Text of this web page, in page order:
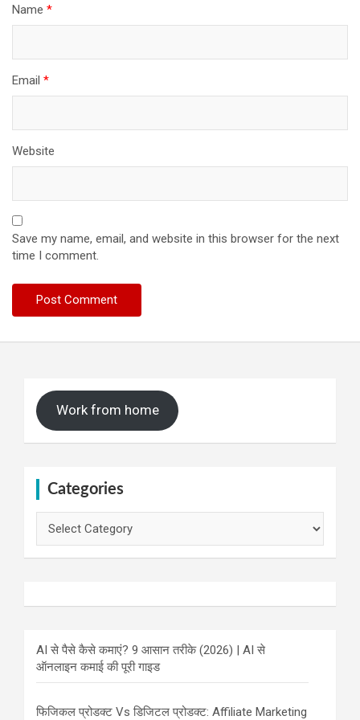
Name *
Email *
Website
Save my name, email, and website in this browser for the next
time I comment.
Work from home
Categories
AI से पैसे कैसे कमाएं? 9 आसान तरीके (2026) | AI से
ऑनलाइन कमाई की पूरी गाइड
फिजिकल प्रोडक्ट Vs डिजिटल प्रोडक्ट: Affiliate Marketing